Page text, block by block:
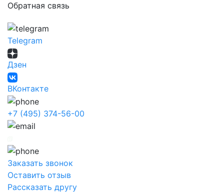
Обратная связь
Telegram
Дзен
ВКонтакте
+7 (495) 374-56-00
Заказать звонок
Оставить отзыв
Рассказать другу